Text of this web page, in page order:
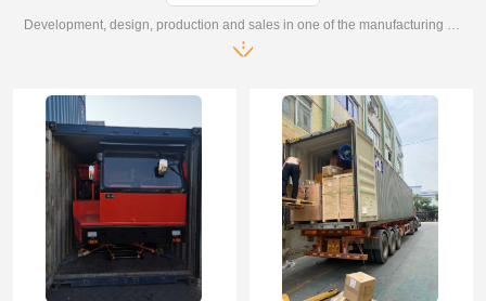
Development, design, production and sales in one of the manufacturing enterprises